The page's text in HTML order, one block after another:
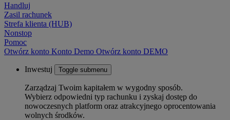
Handluj
Zasil rachunek
Strefa klienta (HUB)
Nonstop
Pomoc
Otwórz konto Konto Demo Otwórz konto DEMO
Inwestuj Toggle submenu
Zarządzaj Twoim kapitałem w wygodny sposób.
Wybierz odpowiedni typ rachunku i zyskaj dostęp do
nowoczesnych platform oraz atrakcyjnego oprocentowania
wolnych środków.